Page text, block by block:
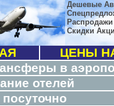
Дешевые
Распродажи
Скидки
ЦЕНЫ
в
отелей